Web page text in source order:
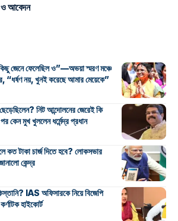
ও আবেদন
জেনে ফেলেছিল ও”—অভয়া স্মরণ মঞ্চে
“ধর্ষণ নয়, খুনই করেছে আমার মেয়েকে”
ছেড়েছিলেন? নিট আন্দোলনের জেরেই কি
কেন মুখ খুললেন ধর্মেন্দ্র প্রধান
কত টাকা চার্জ দিতে হবে? লোকসভার
কেন্দ্র
IAS অফিসারকে নিয়ে বিজেপি
হাইকোর্ট